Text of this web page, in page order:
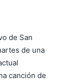
de San
de una
canción de